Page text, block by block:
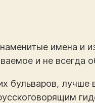
имена и
и не всегда
лучше